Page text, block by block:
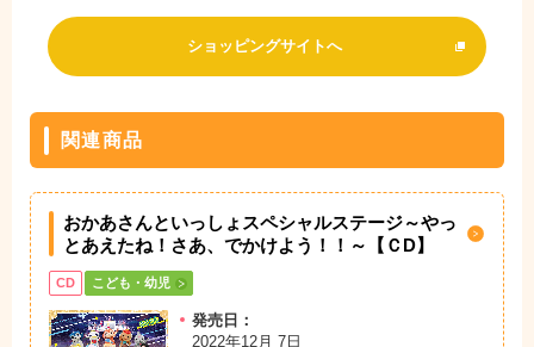
ショッピングサイトへ
関連商品
おかあさんといっしょスペシャルステージ～やっ
とあえたね！さあ、でかけよう！！～【ＣD】
CD こども・幼児
発売日：
2022年12月 7日